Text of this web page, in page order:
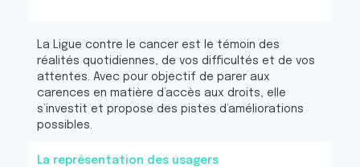
La Ligue contre le cancer est le témoin des
réalités quotidiennes, de vos difficultés et de vos
attentes. Avec pour objectif de parer aux
carences en matière d’accès aux droits, elle
s’investit et propose des pistes d’améliorations
possibles.
La représentation des usagers